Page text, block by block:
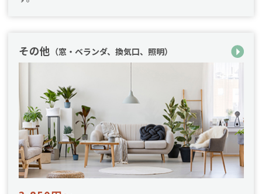
その他 （窓・ベランダ、換気口、照明）